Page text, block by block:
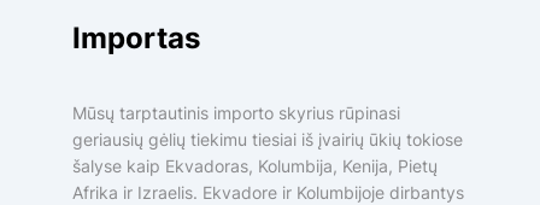
Importas
Mūsų tarptautinis importo skyrius rūpinasi
geriausių gėlių tiekimu tiesiai iš įvairių ūkių tokiose
šalyse kaip Ekvadoras, Kolumbija, Kenija, Pietų
Afrika ir Izraelis. Ekvadore ir Kolumbijoje dirbantys